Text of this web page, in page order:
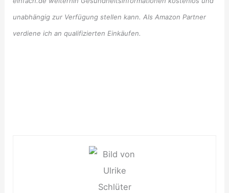
unabhängig zur Verfügung stellen kann. Als Amazon Partner
verdiene ich an qualifizierten Einkäufen.